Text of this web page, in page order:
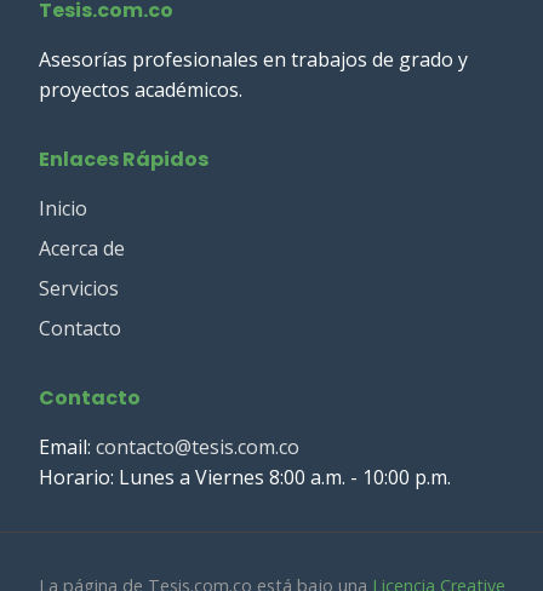
Tesis.com.co
Asesorías profesionales en trabajos de grado y
proyectos académicos.
Enlaces Rápidos
Inicio
Acerca de
Servicios
Contacto
Contacto
Email: contacto@tesis.com.co
Horario: Lunes a Viernes 8:00 a.m. - 10:00 p.m.
La página de Tesis.com.co está bajo una Licencia Creative